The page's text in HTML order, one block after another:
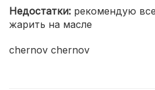
Недостатки: рекомендую
жарить на масле
chernov chernov